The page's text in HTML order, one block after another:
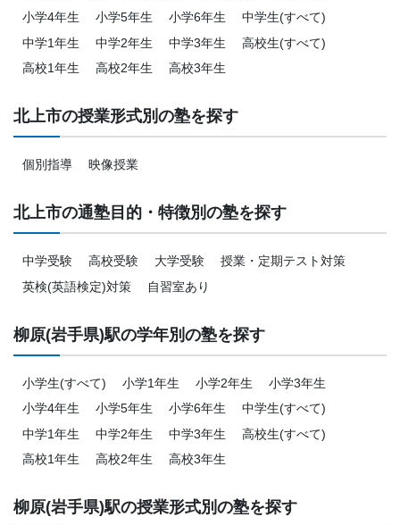
小学4年生
小学5年生 小学6年生
中学生(すべて)
中学1年生
中学2年生 中学3年生
高校生(すべて)
高校1年生
高校2年生 高校3年生
北上市の授業形式別の塾を探す
個別指導 映像授業
北上市の通塾目的・特徴別の塾を探す
中学受験 高校受験 大学受験
授業・定期テスト対策
英検(英語検定)対策
自習室あり
柳原(岩手県)駅の学年別の塾を探す
小学生(すべて) 小学1年生 小学2年生
小学3年生
小学4年生
小学5年生 小学6年生
中学生(すべて)
中学1年生
中学2年生 中学3年生
高校生(すべて)
高校1年生
高校2年生 高校3年生
柳原(岩手県)駅の授業形式別の塾を探す